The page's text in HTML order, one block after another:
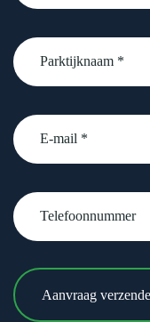
Parktijknaam
*
email
Telefoonnummer